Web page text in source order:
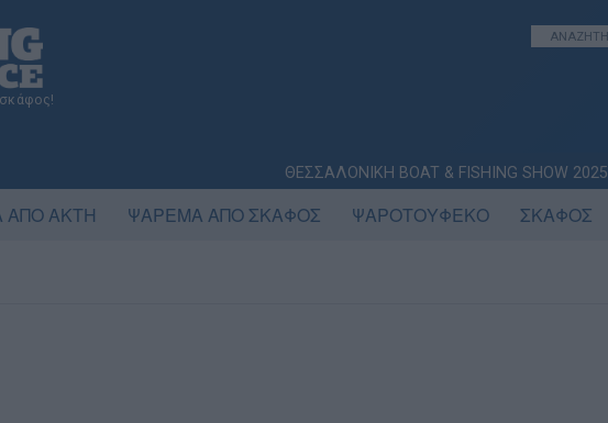
ΘΕΣΣΑΛΟΝΙΚΗ BOAT & FISHING SHOW 2025
ΑΚΤΗ ΨΑΡΕΜΑ ΑΠΟ ΣΚΑΦΟΣ ΨΑΡΟΤΟΥΦΕΚΟ ΣΚΑΦΟΣ